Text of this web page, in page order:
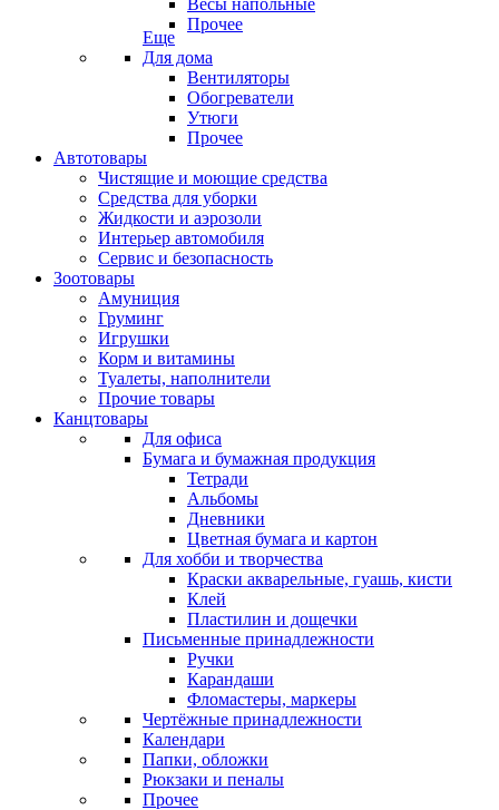
Весы напольные
Прочее
Еще
Для дома
Вентиляторы
Обогреватели
Утюги
Прочее
Автотовары
Чистящие и моющие средства
Средства для уборки
Жидкости и аэрозоли
Интерьер автомобиля
Сервис и безопасность
Зоотовары
Амуниция
Груминг
Игрушки
Корм и витамины
Туалеты, наполнители
Прочие товары
Канцтовары
Для офиса
Бумага и бумажная продукция
Тетради
Альбомы
Дневники
Цветная бумага и картон
Для хобби и творчества
Краски акварельные, гуашь, кисти
Клей
Пластилин и дощечки
Письменные принадлежности
Ручки
Карандаши
Фломастеры, маркеры
Чертёжные принадлежности
Календари
Папки, обложки
Рюкзаки и пеналы
Прочее